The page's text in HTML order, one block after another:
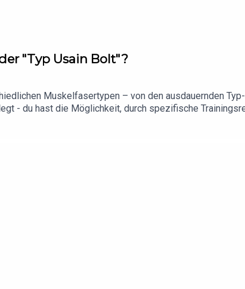
"Typ Usain Bolt"?
Muskelfasertypen – von den ausdauernden
- du hast die Möglichkeit, durch spezifische
für deine bevorzugte Laufstrecke gezielt steigerst,
findet ihr unsere aktuellen Gewinnspiele &